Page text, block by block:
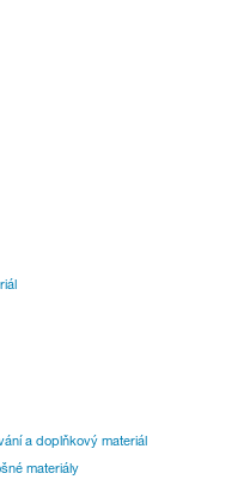
a doplňkový materiál
materiály